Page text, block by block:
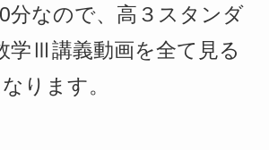
分なので、高３スタンダ
学Ⅲ講義動画を全て見る
ります。